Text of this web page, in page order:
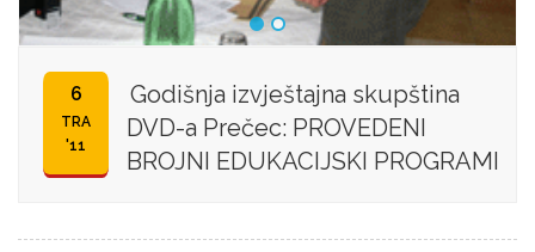
6
TRA
'11
Godišnja izvještajna skupština
DVD-a Prečec: PROVEDENI
BROJNI EDUKACIJSKI PROGRAMI